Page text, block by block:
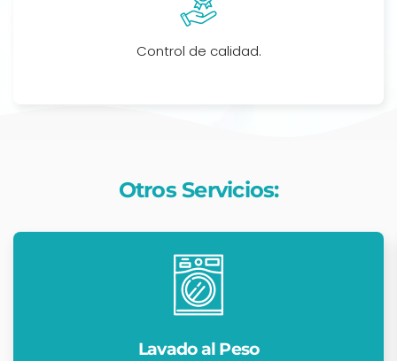
Control de calidad.
Otros Servicios:
Lavado al Peso